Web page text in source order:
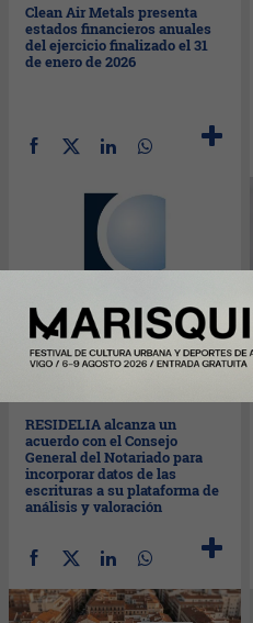
Clean Air Metals presenta
estados financieros anuales
del ejercicio finalizado el 31
de enero de 2026
RESIDELIA alcanza un
acuerdo con el Consejo
General del Notariado para
incorporar datos de las
escrituras a su plataforma de
análisis y valoración